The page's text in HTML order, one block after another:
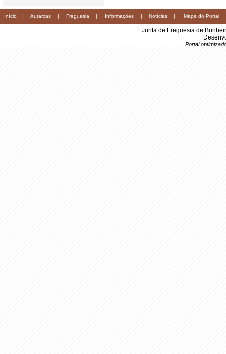
Início | Autarcas | Freguesia | Informações | Notícias | Mapa do Portal
Junta de Freguesia de
Portal